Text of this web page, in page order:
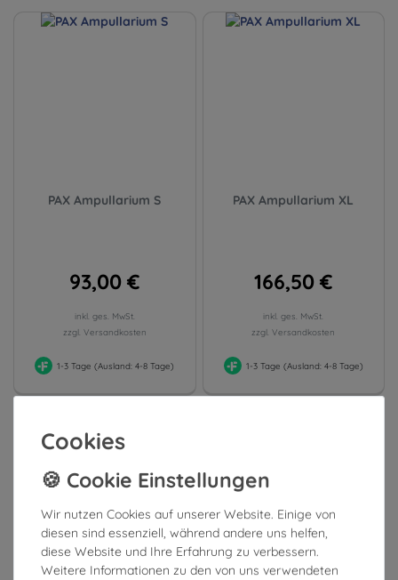
PAX Ampullarium S
93,00 €
inkl. ges. MwSt.
zzgl. Versandkosten
1-3 Tage (Ausland: 4-8 Tage)
PAX Ampullarium XL
166,50 €
inkl. ges. MwSt.
zzgl. Versandkosten
1-3 Tage (Ausland: 4-8 Tage)
Cookies
Wir nutzen Cookies auf unserer Website. Einige von
diesen sind essenziell, während andere uns helfen,
diese Website und Ihre Erfahrung zu verbessern.
Weitere Informationen zu den von uns verwendeten